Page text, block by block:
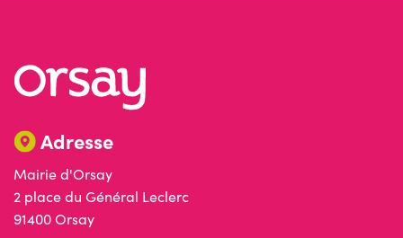
Adresse
Mairie d'Orsay
2 place du Général Leclerc
91400 Orsay